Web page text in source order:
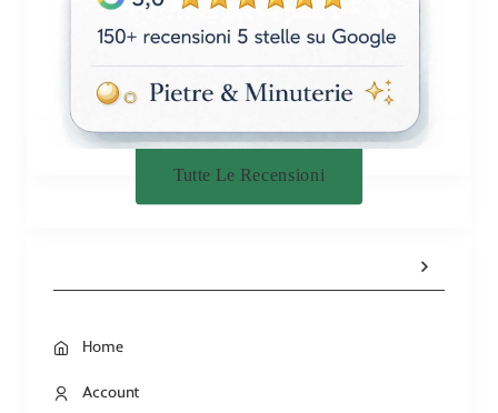
Tutte Le Recensioni
Home
Account